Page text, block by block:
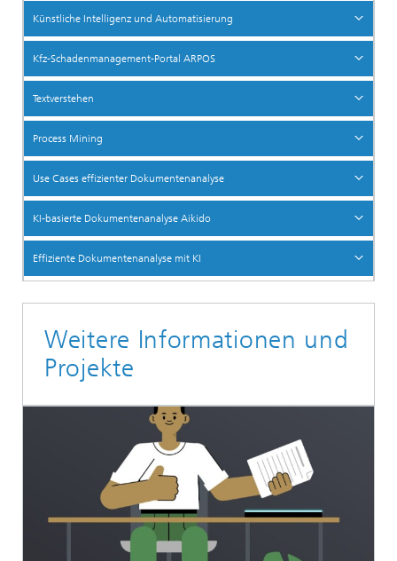
Künstliche Intelligenz und Automatisierung
Kfz-Schadenmanagement-Portal ARPOS
Textverstehen
Process Mining
Use Cases effizienter Dokumentenanalyse
KI-basierte Dokumentenanalyse Aikido
Effiziente Dokumentenanalyse mit KI
Weitere Informationen und
Projekte